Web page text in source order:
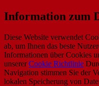
Information zum
Diese Website verwendet
ab, um Ihnen das beste
Informationen über Cookies
unsererCookie Richtlinie
Navigation stimmen Sie der
lokalen Speicherung von